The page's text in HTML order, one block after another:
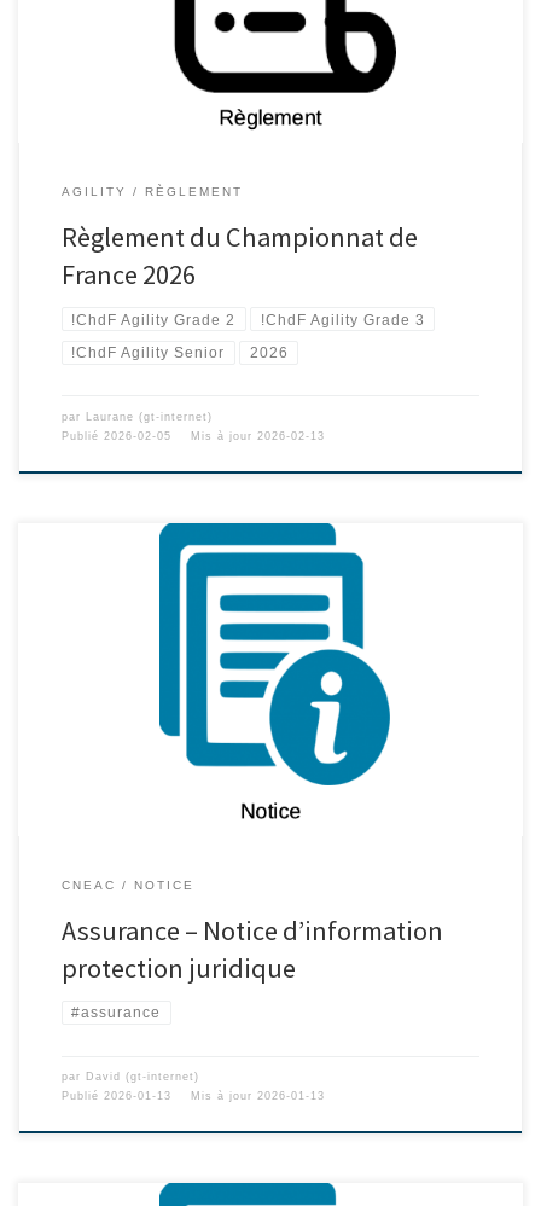
AGILITY RÈGLEMENT
Règlement du Championnat de
France 2026
!ChdF Agility Grade 2 !ChdF Agility Grade 3
!ChdF Agility Senior 2026
par Laurane (gt-internet)
Publié 2026-02-05 Mis à jour 2026-02-13
CNEAC NOTICE
Assurance – Notice d’information
protection juridique
#assurance
par David (gt-internet)
Publié 2026-01-13 Mis à jour 2026-01-13